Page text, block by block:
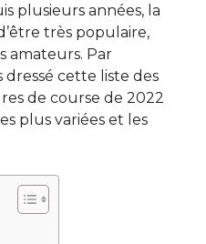
plusieurs années, la
très populaire,
amateurs. Par
cette liste des
de course de 2022
plus variées et les